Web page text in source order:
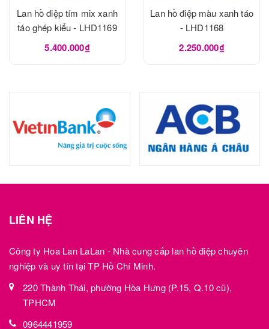
Lan hồ điệp tím mix xanh
táo ghép kiểu - LHD1169
5.400.000₫
Lan hồ điệp màu xanh táo
- LHD1168
2.250.000₫
LIÊN HỆ
Công ty Hoa Lan LaLan - Nhà cung cấp lan hồ điệp chuyên
nghiệp và uy tín tại TP Hồ Chí Minh.
220 Thành Thái, phường Hòa Hưng (P.15, Q.10 cũ),
TPHCM
0964441959